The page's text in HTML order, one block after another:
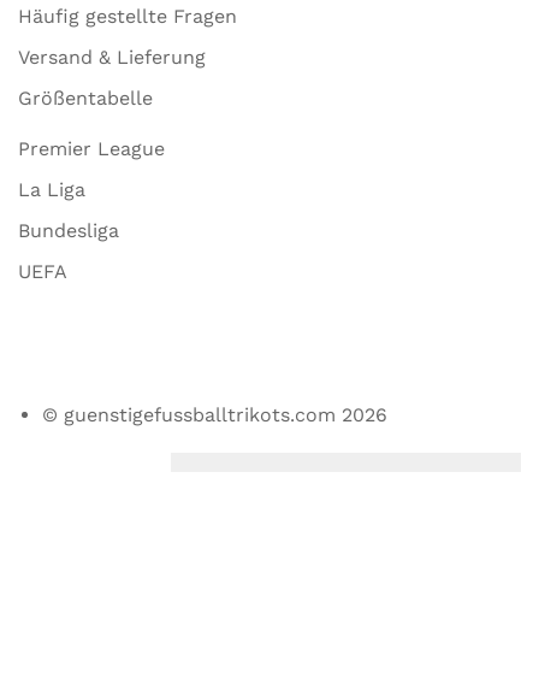
Häufig gestellte Fragen
Versand & Lieferung
Größentabelle
Premier League
La Liga
Bundesliga
UEFA
© guenstigefussballtrikots.com 2026